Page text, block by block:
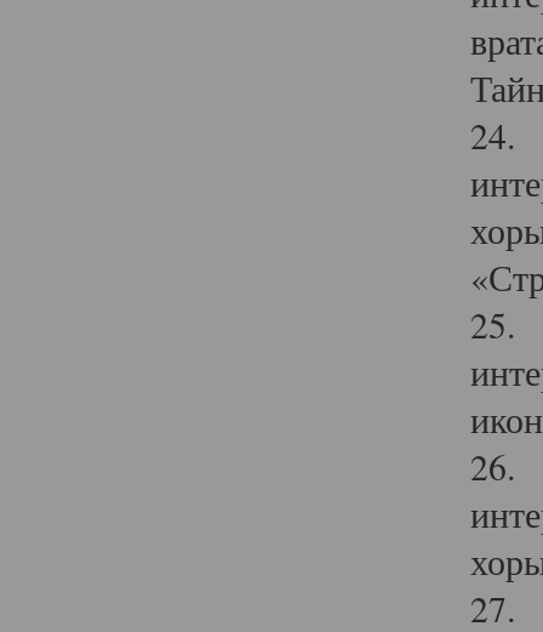
24.
25.
26.
27.